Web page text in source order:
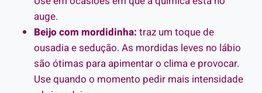
auge.
Beijo com mordidinha: traz um toque de
ousadia e sedução. As mordidas leves no lábio
são ótimas para apimentar o clima e provocar.
Use quando o momento pedir mais intensidade